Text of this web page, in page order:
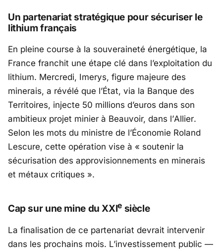
Un partenariat stratégique pour sécuriser le
lithium français
En pleine course à la souveraineté énergétique, la
France franchit une étape clé dans l’exploitation du
lithium. Mercredi, Imerys, figure majeure des
minerais, a révélé que l’État, via la Banque des
Territoires, injecte 50 millions d’euros dans son
ambitieux projet minier à Beauvoir, dans l’Allier.
Selon les mots du ministre de l’Économie Roland
Lescure, cette opération vise à « soutenir la
sécurisation des approvisionnements en minerais
et métaux critiques ».
Cap sur une mine du XXIesiècle
La finalisation de ce partenariat devrait intervenir
dans les prochains mois. L’investissement public —